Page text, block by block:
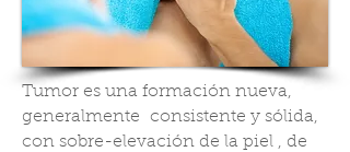
Tumor es una formación nueva,
generalmente consistente y sólida,
con sobre-elevación de la piel , de